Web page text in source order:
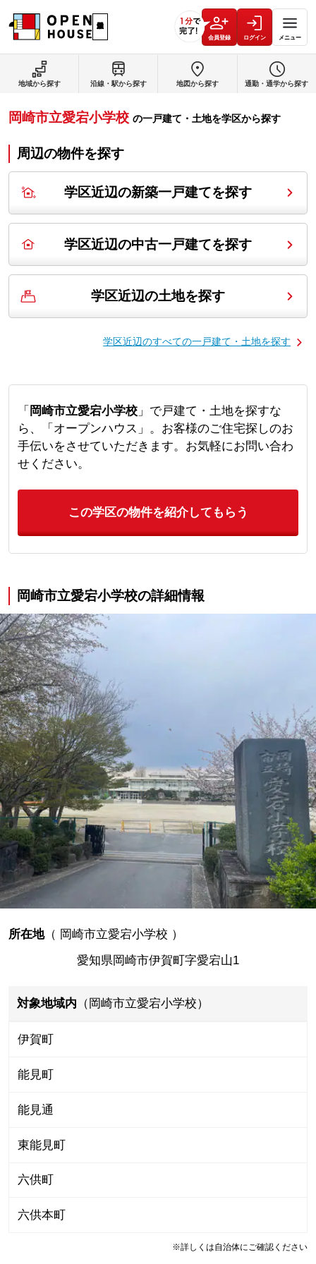
会員登録 ログイン メニュー
地域から探す 沿線・駅から探す 地図から探す 通勤・通学から探す
岡崎市立愛宕小学校 の一戸建て・土地を学区から探す
周辺の物件を探す
学区近辺の新築一戸建てを探す
学区近辺の中古一戸建てを探す
学区近辺の土地を探す
学区近辺のすべての一戸建て・土地を探す
「 岡崎市立愛宕小学校」で戸建て・土地を探すな
ら、「オープンハウス」。お客様のご住宅探しのお
手伝いをさせていただきます。お気軽にお問い合わ
せください。
この学区の物件を紹介してもらう
岡崎市立愛宕小学校の詳細情報
所在地（ 岡崎市立愛宕小学校 ）
愛知県岡崎市伊賀町字愛宕山1
対象地域内 （岡崎市立愛宕小学校）
伊賀町
能見町
能見通
東能見町
六供町
六供本町
※詳しくは自治体にご確認ください